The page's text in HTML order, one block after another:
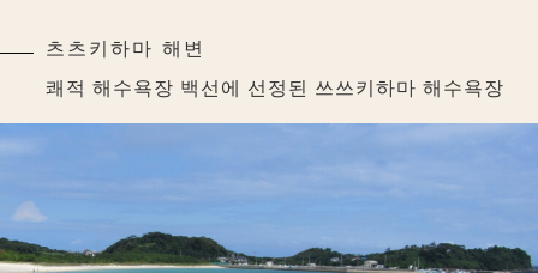
츠츠키하마 해변
쾌적 해수욕장 백선에 선정된 쓰쓰키하마 해수욕장